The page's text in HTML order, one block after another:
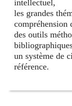
intellectuel,
les grandes
compréhension
des outils
un système de
référence.